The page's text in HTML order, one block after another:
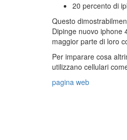
20 percento di
Questo
Dipinge nuovo iphone
maggior parte di loro
Per imparare cosa
utilizzano cellulari
pagina web